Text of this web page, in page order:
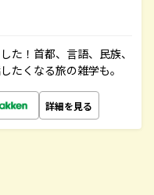
た！首都、言語、民族、
たくなる旅の雑学も。
詳細を見る